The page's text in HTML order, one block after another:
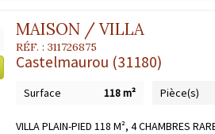
MAISON / VILLA
RÉF. : 311726875
Castelmaurou (31180)
Surface 118 m² Pièce(s)
VILLA PLAIN-PIED 118 M², 4 CHAMBRES